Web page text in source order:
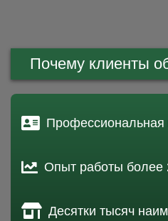
Почему клиенты
Профессиональная
Опыт работы более
Десятки тысяч